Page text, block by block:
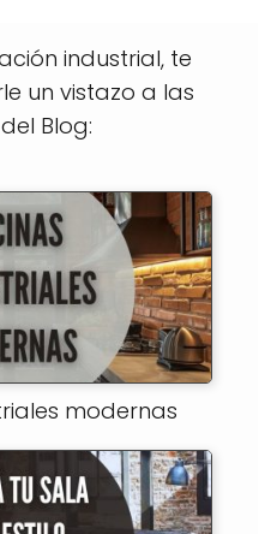
industrial, te
un vistazo a las
Blog:
modernas